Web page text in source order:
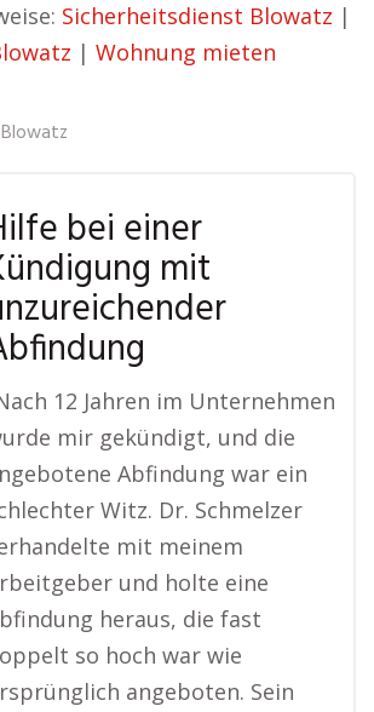
Sicherheitsdienst Blowatz |
| Wohnung mieten
Blowatz
bei einer
mit
12 Jahren im Unternehmen
mir gekündigt, und die
Abfindung war ein
Witz. Dr. Schmelzer
mit meinem
und holte eine
heraus, die fast
so hoch war wie
angeboten. Sein